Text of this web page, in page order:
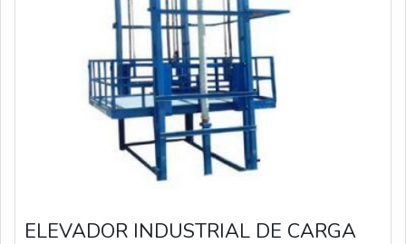
ELEVADOR INDUSTRIAL DE CARGA